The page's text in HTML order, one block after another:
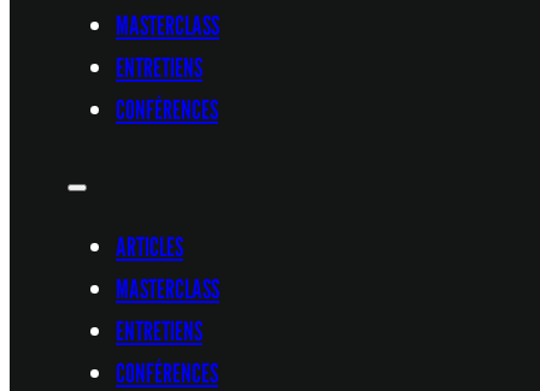
MASTERCLASS
ENTRETIENS
CONFÉRENCES
ARTICLES
MASTERCLASS
ENTRETIENS
CONFÉRENCES